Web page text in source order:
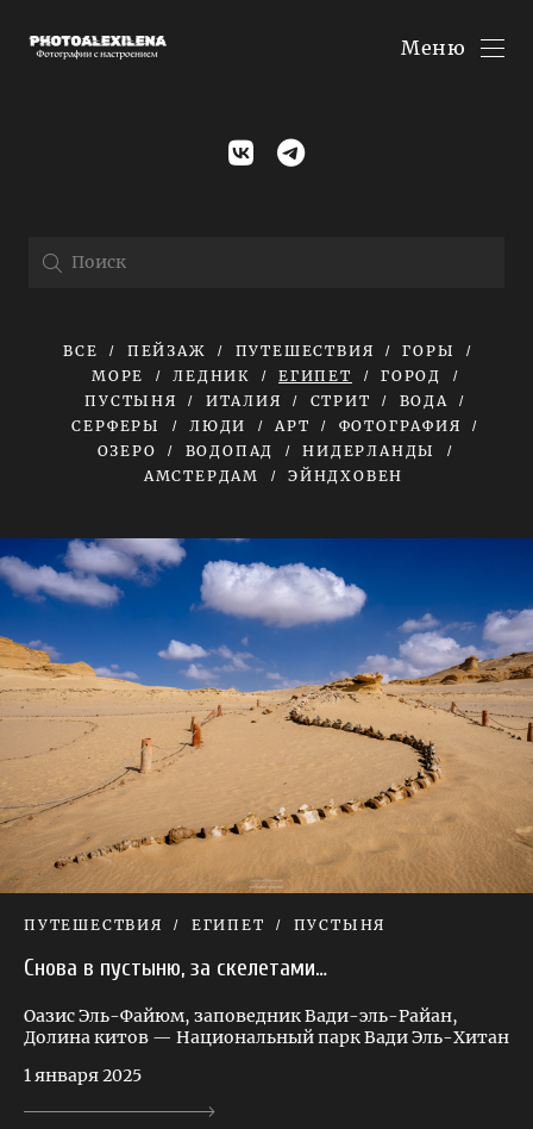
Меню
ВСЕ ПЕЙЗАЖ ПУТЕШЕСТВИЯ
ГОРЫ
МОРЕ
ЛЕДНИК ЕГИПЕТ
ГОРОД
ПУСТЫНЯ
ИТАЛИЯ СТРИТ
ВОДА
СЕРФЕРЫ
ЛЮДИ АРТ
ФОТОГРАФИЯ
ОЗЕРО
ВОДОПАД
НИДЕРЛАНДЫ
АМСТЕРДАМ
ЭЙНДХОВЕН
ПУТЕШЕСТВИЯ ЕГИПЕТ ПУСТЫНЯ
Снова в пустыню, за скелетами…
Оазис Эль-Файюм, заповедник Вади-эль-Райан,
Долина китов — Национальный парк Вади Эль-Хитан
1 января 2025